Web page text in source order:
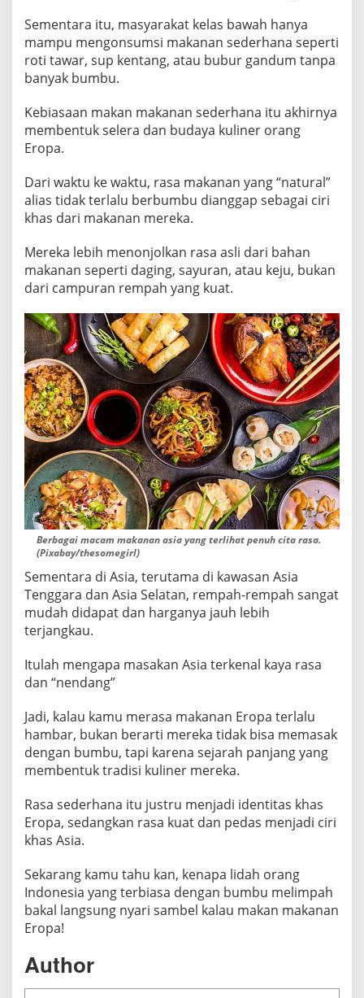
Sementara itu, masyarakat kelas bawah hanya
mampu mengonsumsi makanan sederhana seperti
roti tawar, sup kentang, atau bubur gandum tanpa
banyak bumbu.
Kebiasaan makan makanan sederhana itu akhirnya
membentuk selera dan budaya kuliner orang
Eropa.
Dari waktu ke waktu, rasa makanan yang “natural”
alias tidak terlalu berbumbu dianggap sebagai ciri
khas dari makanan mereka.
Mereka lebih menonjolkan rasa asli dari bahan
makanan seperti daging, sayuran, atau keju, bukan
dari campuran rempah yang kuat.
Berbagai macam makanan asia yang terlihat penuh cita rasa.
(Pixabay/thesomegirl)
Sementara di Asia, terutama di kawasan Asia
Tenggara dan Asia Selatan, rempah-rempah sangat
mudah didapat dan harganya jauh lebih
terjangkau.
Itulah mengapa masakan Asia terkenal kaya rasa
dan “nendang”
Jadi, kalau kamu merasa makanan Eropa terlalu
hambar, bukan berarti mereka tidak bisa memasak
dengan bumbu, tapi karena sejarah panjang yang
membentuk tradisi kuliner mereka.
Rasa sederhana itu justru menjadi identitas khas
Eropa, sedangkan rasa kuat dan pedas menjadi ciri
khas Asia.
Sekarang kamu tahu kan, kenapa lidah orang
Indonesia yang terbiasa dengan bumbu melimpah
bakal langsung nyari sambel kalau makan makanan
Eropa!
Author